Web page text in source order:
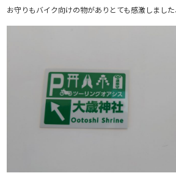
お守りもバイク向けの物がありとても感激しました